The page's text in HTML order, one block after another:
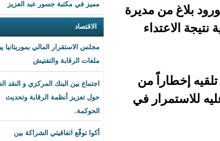
مميز في مكتبة جسور عبد العزيز
الاقتصاد
مجلس الاستقرار المالي بموريتانيا يبحث
ملفات الرقابة والتفتيش
اجتماع بين البنك المركزي و النقد الدولي
حول تعزيز أنظمة الرقابة وتحديث
أكوا توقّع اتفاقيتي الشراكة بين
مديرة
من
في